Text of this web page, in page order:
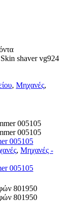
, Μηχανές,
005105
, Μηχανές -
005105